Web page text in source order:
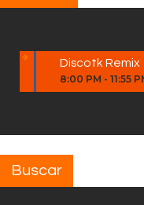
Discotk Remix
8:00 PM - 11:55
Buscar